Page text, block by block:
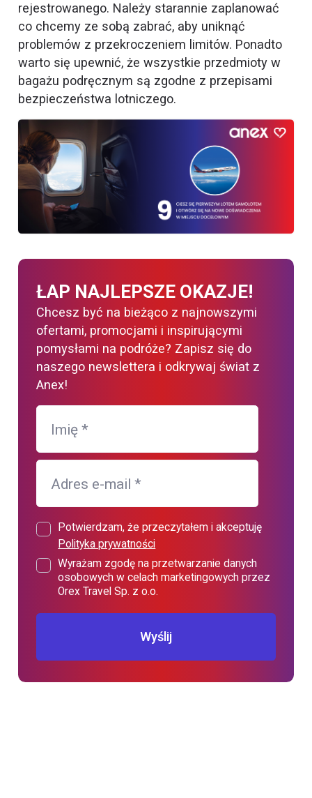
rejestrowanego. Należy starannie zaplanować
co chcemy ze sobą zabrać, aby uniknąć
problemów z przekroczeniem limitów. Ponadto
warto się upewnić, że wszystkie przedmioty w
bagażu podręcznym są zgodne z przepisami
bezpieczeństwa lotniczego.
ŁAP NAJLEPSZE OKAZJE!
Chcesz być na bieżąco z najnowszymi
ofertami, promocjami i inspirującymi
pomysłami na podróże? Zapisz się do
naszego newslettera i odkrywaj świat z
Anex!
Imię *
Adres e-mail *
Potwierdzam, że przeczytałem i akceptuję
Polityka prywatności
Wyrażam zgodę na przetwarzanie danych
osobowych w celach marketingowych przez
Orex Travel Sp. z o.o.
Wyślij